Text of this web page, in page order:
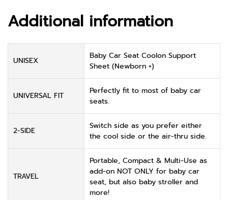
Additional information
UNISEX
Baby Car Seat Coolon Support
Sheet (Newborn +)
UNIVERSAL FIT
Perfectly fit to most of baby car
seats.
2-SIDE
Switch side as you prefer either
the cool side or the air-thru side.
TRAVEL
Portable, Compact & Multi-Use as
add-on NOT ONLY for baby car
seat, but also baby stroller and
more!